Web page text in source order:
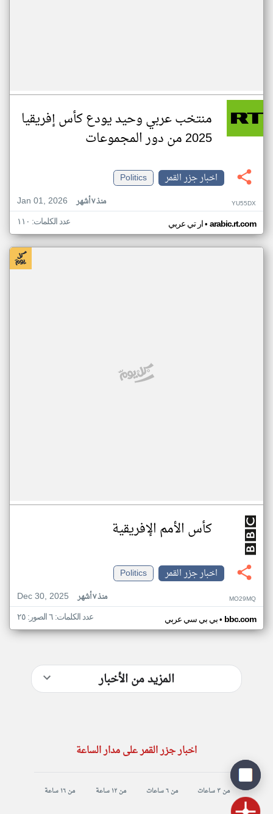
منتخب عربي وحيد يودع كأس إفريقيا
2025 من دور المجموعات
اخبار جزر القمر
Politics
Jan 01, 2026
منذ ٧ أشهر YU55DX
ار تي عربي• arabic.rt.com عدد الكلمات: ١١٠
كأس الأمم الإفريقية
اخبار جزر القمر
Politics
Dec 30, 2025
منذ ٧ أشهر MO29MQ
بي بي سي عربي• bbc.com عدد الكلمات: ٦ الصور: ٢٥
المزيد من الأخبار
اخبار جزر القمر على مدار الساعة
من ٣ ساعات من ٦ ساعات من ١٢ ساعة من ١٦ ساعة